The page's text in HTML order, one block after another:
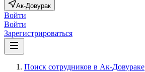
Ак-Довурак
Войти
Войти
Зарегистрироваться
Поиск сотрудников в Ак-Довураке